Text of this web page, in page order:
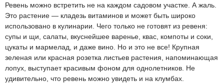
Ревень можно встретить не на каждом садовом участке. А жаль.
Это растение — кладезь витаминов и может быть широко
использовано в кулинарии. Чего только не готовят из ревеня:
супы и щи, салаты, вкуснейшее варенье, квас, компоты и соки,
цукаты и мармелад, и даже вино. Но и это не все! Крупная
зеленая или красная розетка листьев растения, напоминающая
лопух, выступает красивым фоном для однолетников. Не
удивительно, что ревень можно увидеть и на клумбах.